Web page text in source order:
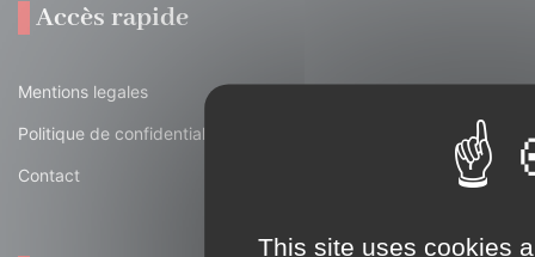
Accès rapide
Mentions legales
Politique de confidentialité
Contact
This site uses cookies